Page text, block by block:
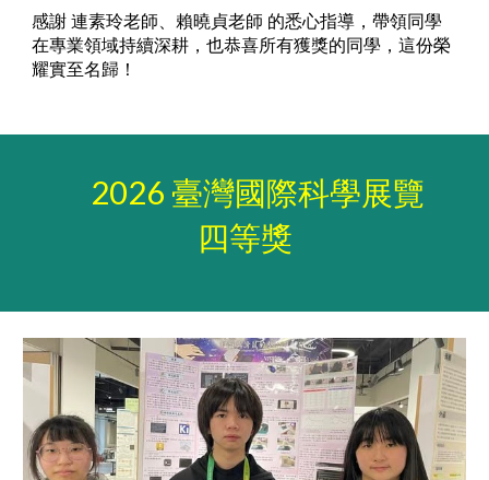
感謝 連素玲老師、賴曉貞老師 的悉心指導，帶領同學
在專業領域持續深耕，也恭喜所有獲獎的同學，這份榮
耀實至名歸！
2026 臺灣國際科學展覽
四等獎